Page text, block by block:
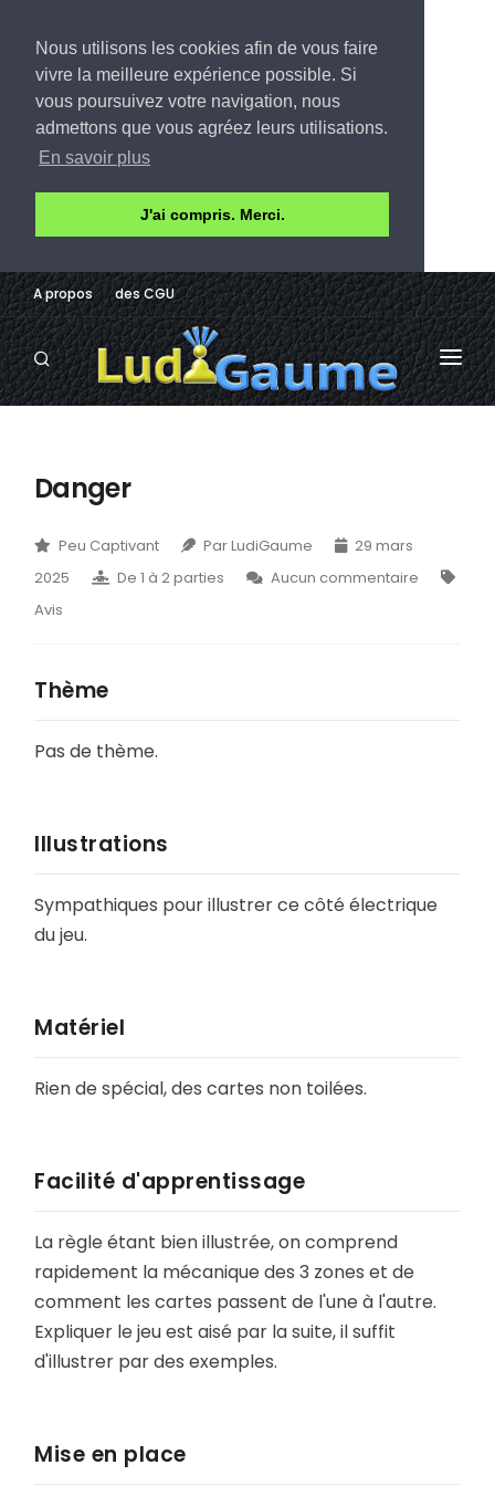
Nous utilisons les cookies afin de vous faire
vivre la meilleure expérience possible. Si
vous poursuivez votre navigation, nous
admettons que vous agréez leurs utilisations.
En savoir plus
J'ai compris. Merci.
A propos des CGU
LUDOTHÈQUE
A
E
I
Q
U
F
J
N
V
K
O
S
W
TRIBUNE
BLOG
DOCUMENTS
Danger
Peu Captivant Par LudiGaume
29 mars
2025
De 1 à 2 parties
Aucun commentaire
Avis
Thème
Pas de thème.
Illustrations
Sympathiques pour illustrer ce côté électrique
du jeu.
Matériel
Rien de spécial, des cartes non toilées.
Facilité d'apprentissage
La règle étant bien illustrée, on comprend
rapidement la mécanique des 3 zones et de
comment les cartes passent de l'une à l'autre.
Expliquer le jeu est aisé par la suite, il suffit
d'illustrer par des exemples.
Mise en place